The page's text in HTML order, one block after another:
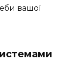
вашої